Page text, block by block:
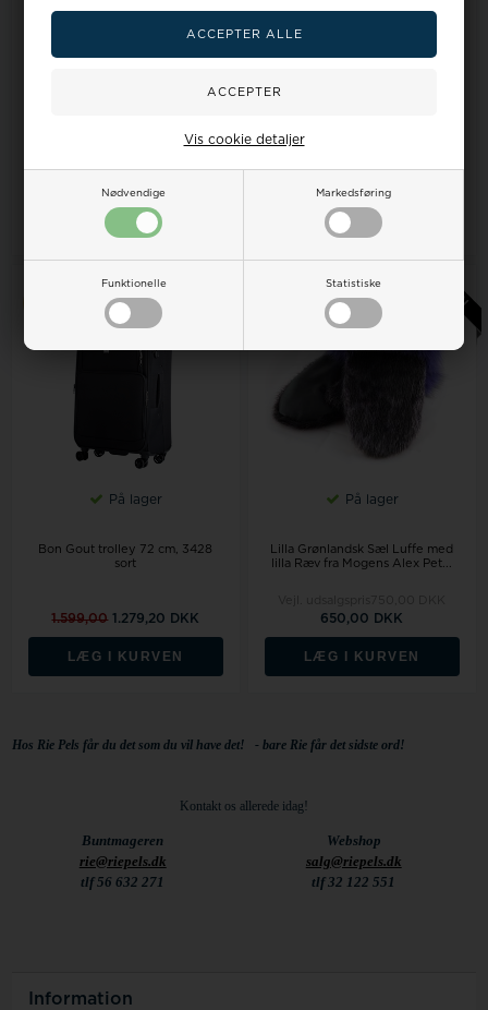
Nødvendige Markedsføring
Funktionelle Statistiske
Vis cookie detaljer
LÆG I KURVEN LÆG I KURVEN
På lager
Bon Gout trolley 72 cm, 3428
sort
1.599,00 1.279,20 DKK
LÆG I KURVEN
På lager
Lilla Grønlandsk Sæl Luffe med
lilla Ræv fra Mogens Alex Pet...
650,00 DKK
LÆG I KURVEN
Hos Rie Pels får du det som du vil have det! - bare Rie får det sidste ord!
Kontakt os allerede idag!
Buntmageren
Webshop
rie@riepels.dk
salg@riepels.dk
tlf 56 632 271
tlf 32 122 551
Information